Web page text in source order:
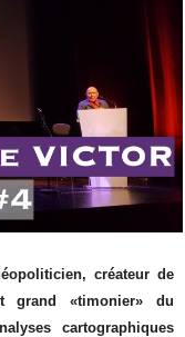
créateur de
grand «timonier» du
cartographiques